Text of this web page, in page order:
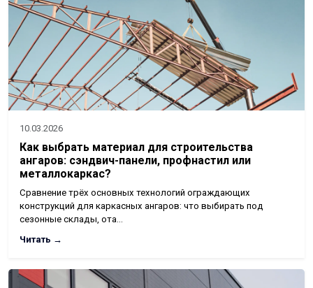
10.03.2026
Как выбрать материал для строительства
ангаров: сэндвич-панели, профнастил или
металлокаркас?
Сравнение трёх основных технологий ограждающих
конструкций для каркасных ангаров: что выбирать под
сезонные склады, ота…
Читать →